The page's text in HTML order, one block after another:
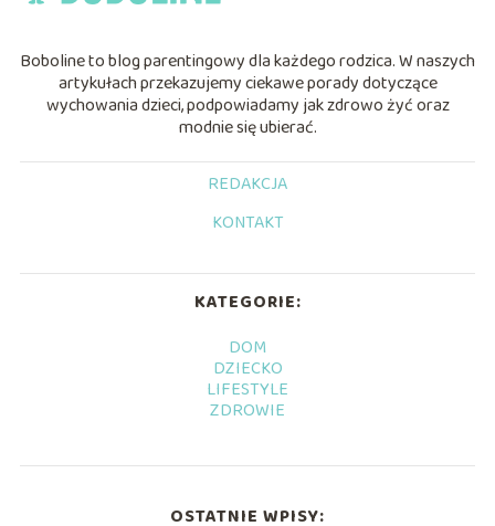
Boboline to blog parentingowy dla każdego rodzica. W naszych
artykułach przekazujemy ciekawe porady dotyczące
wychowania dzieci, podpowiadamy jak zdrowo żyć oraz
modnie się ubierać.
REDAKCJA
KONTAKT
KATEGORIE:
DOM
DZIECKO
LIFESTYLE
ZDROWIE
OSTATNIE WPISY: